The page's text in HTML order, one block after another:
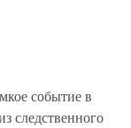
событие в
следственного